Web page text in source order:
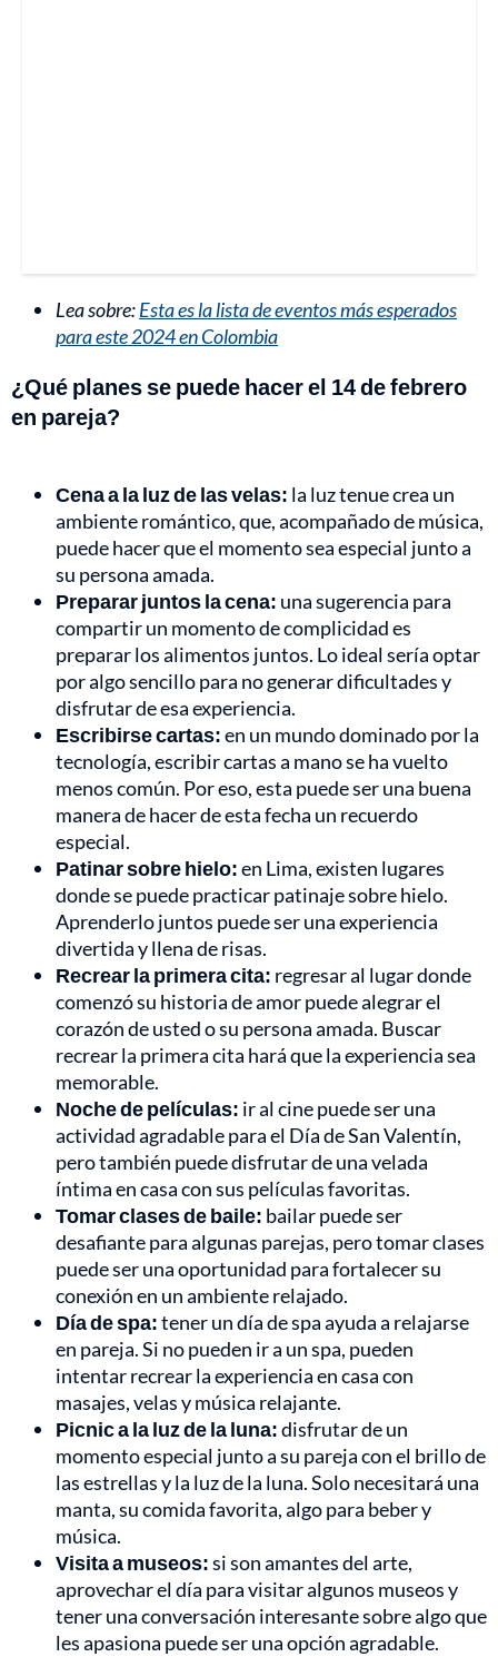
Lea sobre:Esta es la lista de eventos más esperados
para este 2024 en Colombia
¿Qué planes se puede hacer el 14 de febrero
en pareja?
Cena a la luz de las velas: la luz tenue crea un
ambiente romántico, que, acompañado de música,
puede hacer que el momento sea especial junto a
su persona amada.
Preparar juntos la cena: una sugerencia para
compartir un momento de complicidad es
preparar los alimentos juntos. Lo ideal sería optar
por algo sencillo para no generar dificultades y
disfrutar de esa experiencia.
Escribirse cartas:en un mundo dominado por la
tecnología, escribir cartas a mano se ha vuelto
menos común. Por eso, esta puede ser una buena
manera de hacer de esta fecha un recuerdo
especial.
Patinar sobre hielo:en Lima, existen lugares
donde se puede practicar patinaje sobre hielo.
Aprenderlo juntos puede ser una experiencia
divertida y llena de risas.
Recrear la primera cita: regresar al lugar donde
comenzó su historia de amor puede alegrar el
corazón de usted o su persona amada. Buscar
recrear la primera cita hará que la experiencia sea
memorable.
Noche de películas: ir al cine puede ser una
actividad agradable para el Día de San Valentín,
pero también puede disfrutar de una velada
íntima en casa con sus películas favoritas.
Tomar clases de baile: bailar puede ser
desafiante para algunas parejas, pero tomar clases
puede ser una oportunidad para fortalecer su
conexión en un ambiente relajado.
Día de spa:tener un día de spa ayuda a relajarse
en pareja. Si no pueden ir a un spa, pueden
intentar recrear la experiencia en casa con
masajes, velas y música relajante.
Picnic a la luz de la luna:disfrutar de un
momento especial junto a su pareja con el brillo de
las estrellas y la luz de la luna. Solo necesitará una
manta, su comida favorita, algo para beber y
música.
Visita a museos:si son amantes del arte,
aprovechar el día para visitar algunos museos y
tener una conversación interesante sobre algo que
les apasiona puede ser una opción agradable.